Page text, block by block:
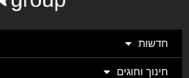
חדשות
חינוך וחוגים